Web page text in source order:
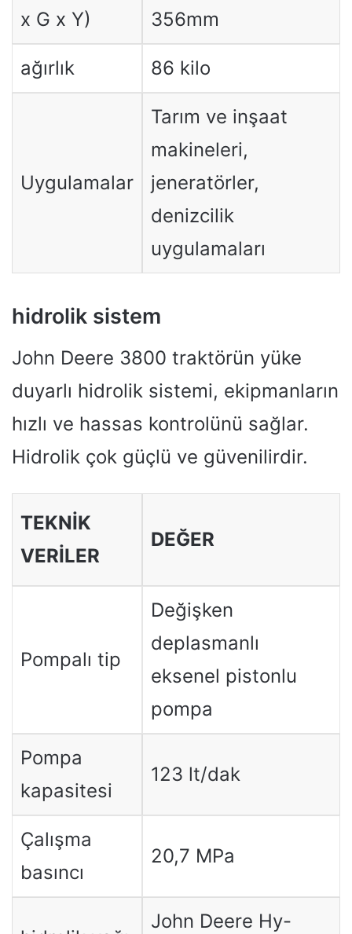
x G x Y) 356mm
ağırlık 86 kilo
Uygulamalar
Tarım ve inşaat
makineleri,
jeneratörler,
denizcilik
uygulamaları
hidrolik sistem
John Deere 3800 traktörün yüke
duyarlı hidrolik sistemi, ekipmanların
hızlı ve hassas kontrolünü sağlar.
Hidrolik çok güçlü ve güvenilirdir.
TEKNIK
VERILER
DEĞER
Pompalı tip
Değişken
deplasmanlı
eksenel pistonlu
pompa
Pompa
kapasitesi
123 lt/dak
Çalışma
basıncı
20,7 MPa
John Deere Hy-